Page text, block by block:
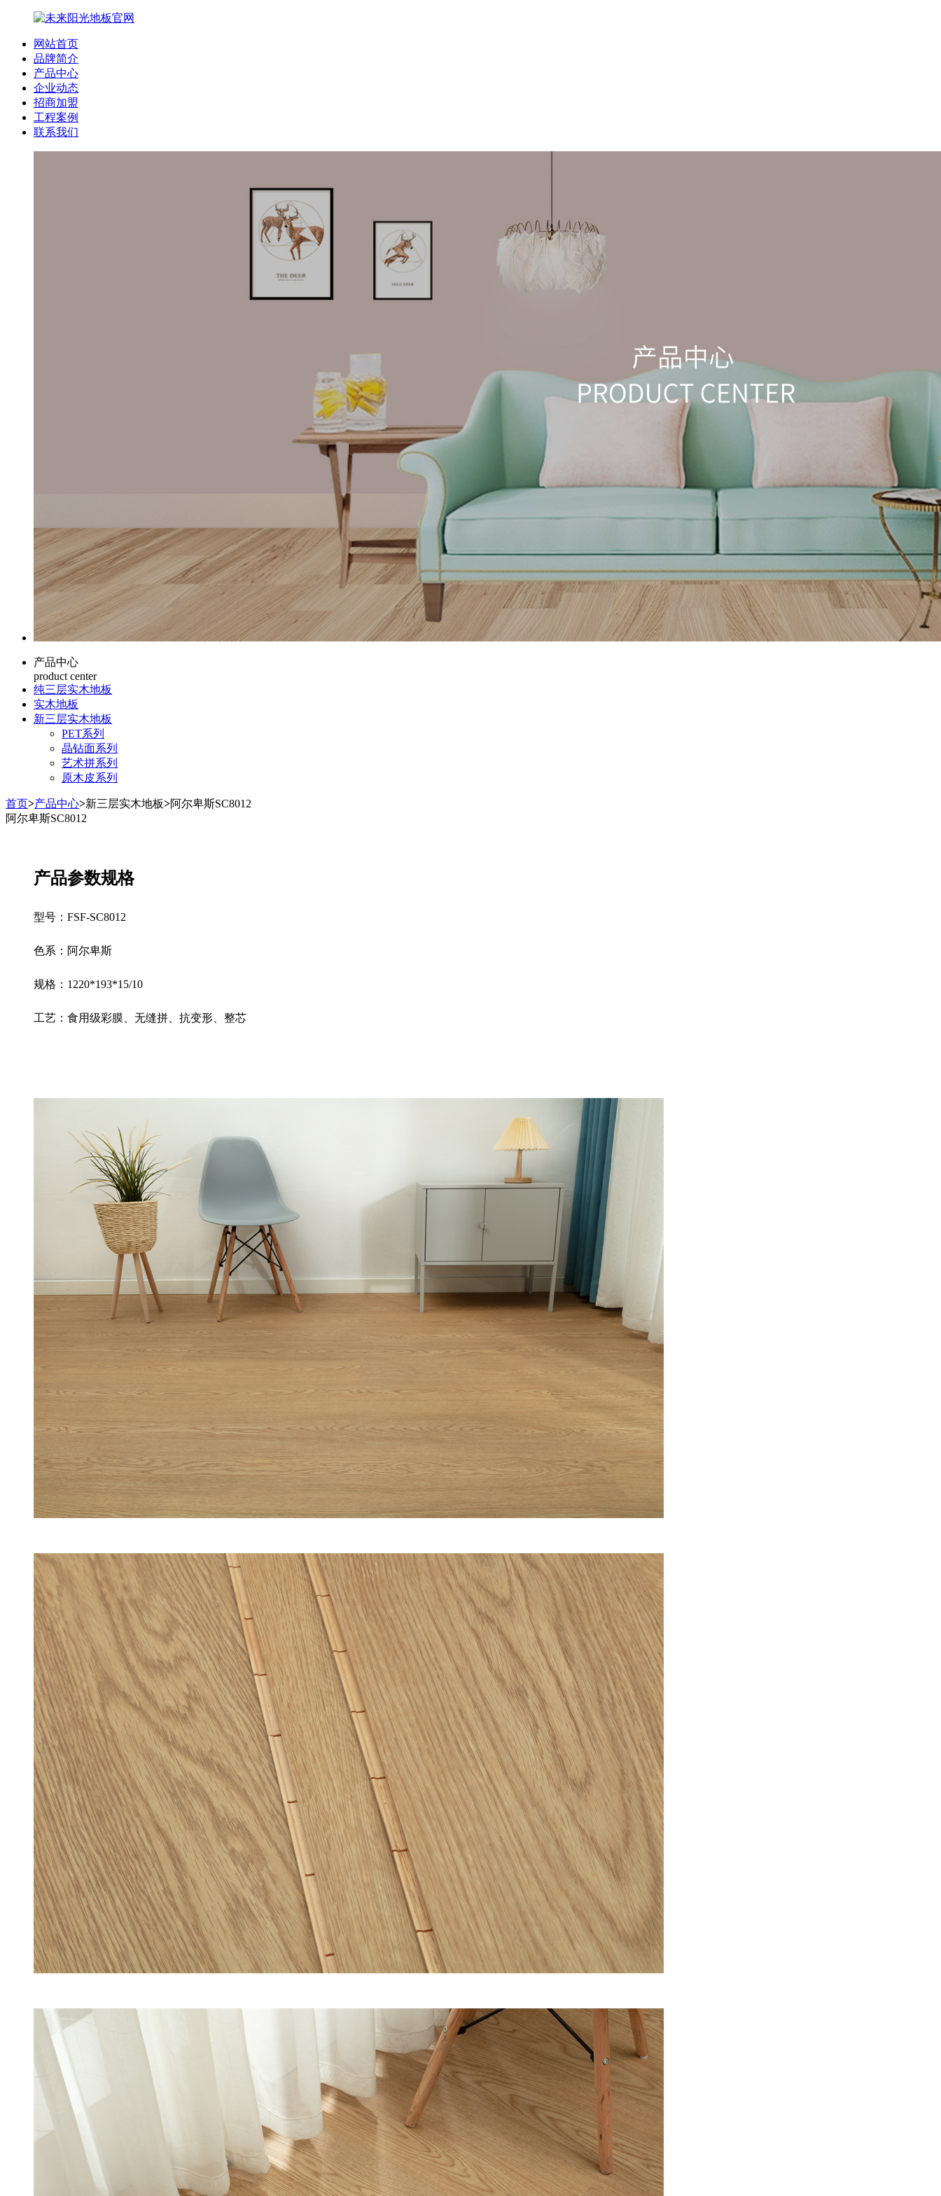
网站首页
品牌简介
产品中心
企业动态
招商加盟
工程案例
联系我们
产品中心
product center
纯三层实木地板
实木地板
新三层实木地板
PET系列
晶钻面系列
艺术拼系列
原木皮系列
首页>产品中心>新三层实木地板>阿尔卑斯SC8012
阿尔卑斯SC8012
产品参数规格
型号： FSF-SC8012
色系：阿尔卑斯
规格： 1220*193*15/10
工艺：食用级彩膜、无缝拼、抗变形、整芯